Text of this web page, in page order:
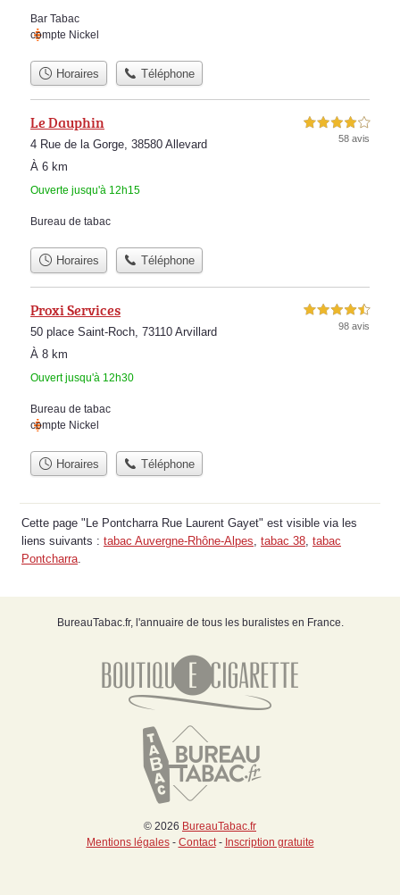
Bar Tabac
compte Nickel
Horaires Téléphone
Le Dauphin
4 Rue de la Gorge, 38580 Allevard
À 6 km
Ouverte jusqu'à 12h15
4,0 étoiles sur 5
58 avis
Bureau de tabac
Horaires Téléphone
Proxi Services
50 place Saint-Roch, 73110 Arvillard
À 8 km
Ouvert jusqu'à 12h30
4,5 étoiles sur 5
98 avis
Bureau de tabac
compte Nickel
Horaires Téléphone
Cette page "Le Pontcharra Rue Laurent Gayet" est visible via les
liens suivants : tabac Auvergne-Rhône-Alpes tabac 38 tabac
Pontcharra
BureauTabac.fr, l'annuaire de tous les buralistes en France.
© 2026 BureauTabac.fr
Mentions légales- Contact- Inscription gratuite